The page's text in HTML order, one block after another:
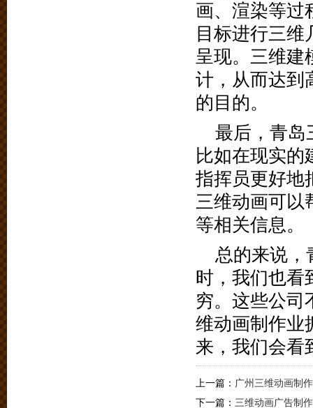
画、渲染等过
目标进行三
呈现。三维建
计，从而达到
的目的。
最后，青岛
比如在现实的
指挥员更好地
三维动画可以
等相关信息。
总的来说，
时，我们也看
穷。这些公司
维动画制作业
来，我们会看
上一篇： 广州三维动画制
下一篇： 三维动画广告制